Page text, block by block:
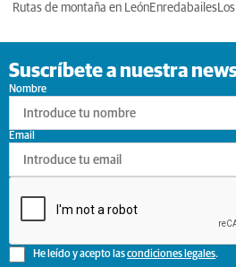
Rutas de montaña en LeónEnredabailes
Suscríbete a nuestra
Nombre
He leído y acepto lascondiciones legales.
Email